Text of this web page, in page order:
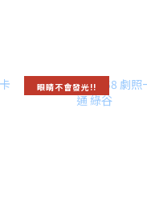
眼睛不會發光!!